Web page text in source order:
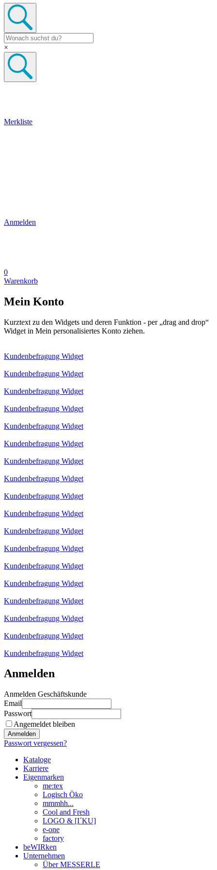
×
Merkliste
Anmelden
0
Warenkorb
Mein Konto
Kurztext zu den Widgets und deren Funktion - per „drag and drop“
Widget in Mein personalisiertes Konto ziehen.
Kundenbefragung Widget
Kundenbefragung Widget
Kundenbefragung Widget
Kundenbefragung Widget
Kundenbefragung Widget
Kundenbefragung Widget
Kundenbefragung Widget
Kundenbefragung Widget
Kundenbefragung Widget
Kundenbefragung Widget
Kundenbefragung Widget
Kundenbefragung Widget
Kundenbefragung Widget
Kundenbefragung Widget
Kundenbefragung Widget
Kundenbefragung Widget
Kundenbefragung Widget
Kundenbefragung Widget
Anmelden
Anmelden Geschäftskunde
Email
Passwort
Angemeldet bleiben
Anmelden
Passwort vergessen?
Kataloge
Karriere
Eigenmarken
me:tex
Logisch Öko
mmmhh...
Cool and Fresh
LOGO & [I´KU]
e-one
factory
beWIRken
Unternehmen
Über MESSERLE